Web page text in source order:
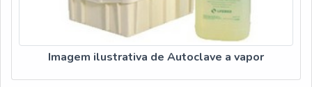
Imagem ilustrativa de Autoclave a vapor